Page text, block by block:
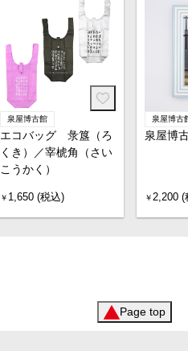
泉屋博古館
エコバッグ 彔簋（ろ
くき）／宰椃角（さい
こうかく）
￥ 1,650 (税込)
泉屋博古
泉屋博
￥ 2,200 (
Page top